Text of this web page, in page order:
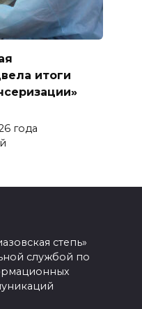
итоги
года
степь»
службой по